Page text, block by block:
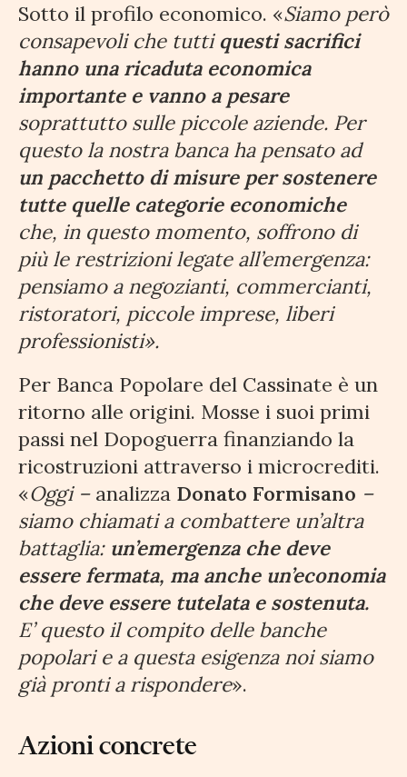
Sotto il profilo economico. «Siamo però
consapevoli che tuttiquesti sacrifici
hanno una ricaduta economica
importante e vanno a pesare
soprattutto sulle piccole aziende. Per
questo la nostra banca ha pensato ad
un pacchetto di misure per sostenere
tutte quelle categorie economiche
che, in questo momento, soffrono di
più le restrizioni legate all’emergenza:
pensiamo a negozianti, commercianti,
ristoratori, piccole imprese, liberi
professionisti».
Per Banca Popolare del Cassinate è un
ritorno alle origini. Mosse i suoi primi
passi nel Dopoguerra finanziando la
ricostruzioni attraverso i microcrediti.
«Oggi – analizza Donato Formisano –
siamo chiamati a combattere un’altra
battaglia: un’emergenza che deve
essere fermata, ma anche un’economia
che deve essere tutelata e sostenuta.
E’ questo il compito delle banche
popolari e a questa esigenza noi siamo
già pronti a rispondere».
Azioni concrete